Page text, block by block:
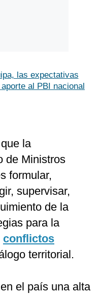
las expectativas
al PBI nacional
la
de Ministros
formular,
supervisar,
de la
para la
conflictos
territorial.
el país una alta